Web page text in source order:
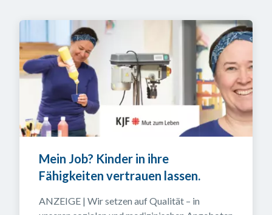
Mein Job? Kinder in ihre
Fähigkeiten vertrauen lassen.
ANZEIGE | Wir setzen auf Qualität – in